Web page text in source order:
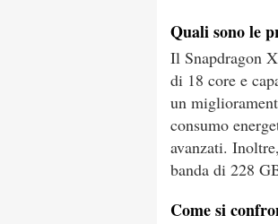
Quali sono le
Il Snapdragon
di 18 core e
un
consumo
avanzati.
banda di 228
Come si